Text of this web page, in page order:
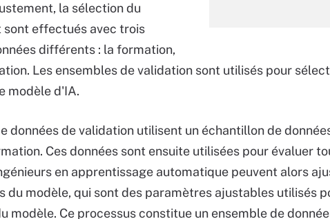
la sélection du
sont effectués avec trois
différents : la formation,
Les ensembles de validation sont utilisés pour
modèle d'IA.
données de validation utilisent un échantillon de
Ces données sont ensuite utilisées pour évaluer
en apprentissage automatique peuvent alors
du modèle, qui sont des paramètres ajustables utilisés
modèle. Ce processus constitue un ensemble de